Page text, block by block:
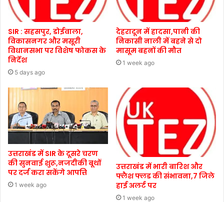
SIR : सहसपुर, डोईवाला,
विकासनगर और मसूरी
विधानसभा पर विशेष फोकस के
निर्देश
5 days ago
देहरादून में हादसा,पानी की
निकासी नाली में बहने से दो
मासूम बहनों की मौत
1 week ago
उत्तराखंड में SIR के दूसरे चरण
की सुनवाई शुरू,नजदीकी बूथों
पर दर्ज करा सकेंगे आपत्ति
1 week ago
उत्तराखंड में भारी बारिश और
फ्लैश फ्लड की संभावना,7 जिले
हाई अलर्ट पर
1 week ago